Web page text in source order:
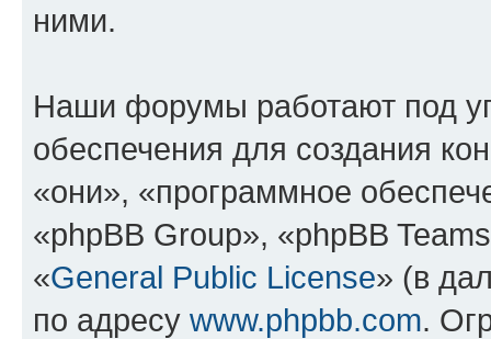
ними.
Наши форумы работают под
обеспечения для создания
«они», «программное
«phpBB Group», «phpBB
«General Public License» (в
по адресу www.phpbb.com.